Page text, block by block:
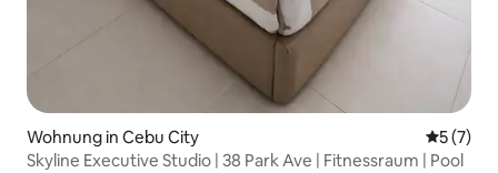
Wohnung in Cebu City
5 (7)
Skyline Executive Studio | 38 Park Ave | Fitnessraum | Pool